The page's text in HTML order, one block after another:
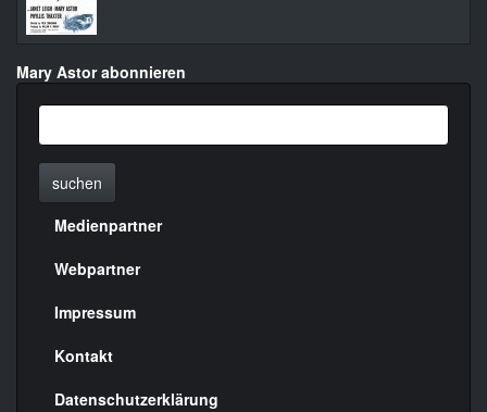
Mary Astor abonnieren
suchen
Menülinks
rechte
Seite
Medienpartner
Webpartner
Impressum
Kontakt
Datenschutzerklärung